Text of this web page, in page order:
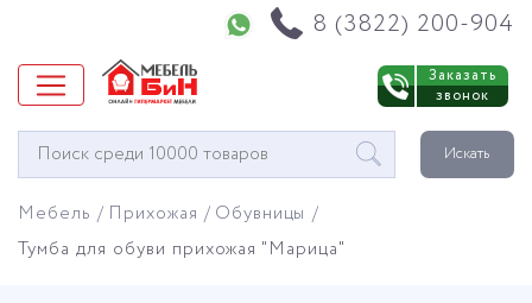
8 (3822) 200-904
Заказать
звонок
Окно
поиска
Искать
Мебель Прихожая
Обувницы
Тумба для обуви прихожая "Марица"